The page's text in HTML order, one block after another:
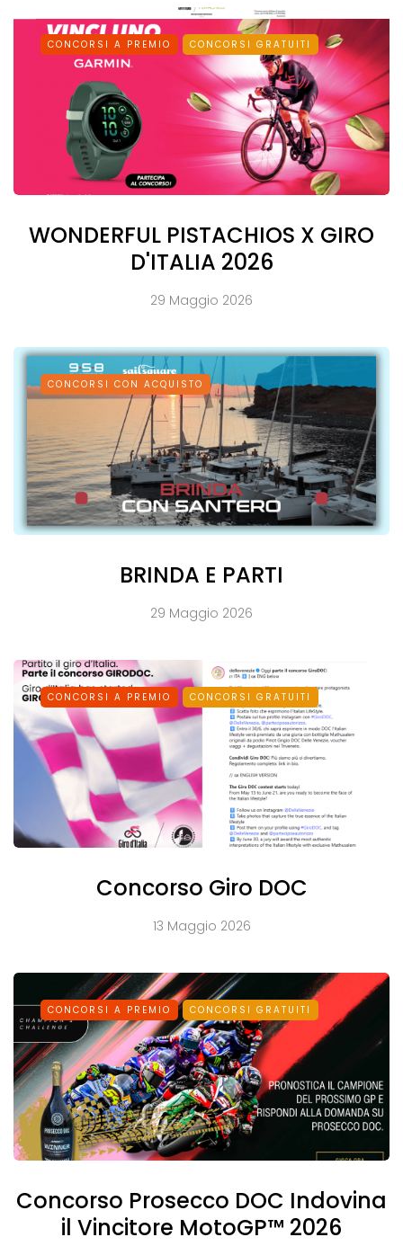
CONCORSI A PREMIO CONCORSI GRATUITI
WONDERFUL PISTACHIOS X GIRO
D'ITALIA 2026
29 Maggio 2026
CONCORSI CON ACQUISTO
BRINDA E PARTI
29 Maggio 2026
CONCORSI A PREMIO CONCORSI GRATUITI
Concorso Giro DOC
13 Maggio 2026
CONCORSI A PREMIO CONCORSI GRATUITI
Concorso Prosecco DOC Indovina
il Vincitore MotoGP™ 2026